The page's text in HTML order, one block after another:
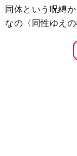
同体という呪縛
なの〈同性ゆえ